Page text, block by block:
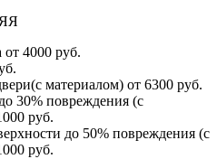
от 4000 руб.
материалом) от 6300 руб.
30% повреждения (с
руб.
до 50% повреждения (с
руб.